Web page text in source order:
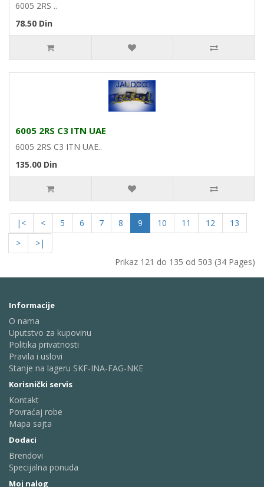
6005 2RS ..
78.50 Din
6005 2RS C3 ITN UAE
6005 2RS C3 ITN UAE..
135.00 Din
|< < 5 6 7 8 9 10 11 12
13
>
>|
Prikaz 121 do 135 od 503 (34 Pages)
Informacije
O nama
Uputstvo za kupovinu
Politika privatnosti
Pravila i uslovi
Stanje na lageru SKF-INA-FAG-NKE
Korisnički servis
Kontakt
Povraćaj robe
Mapa sajta
Dodaci
Brendovi
Specijalna ponuda
Moj nalog